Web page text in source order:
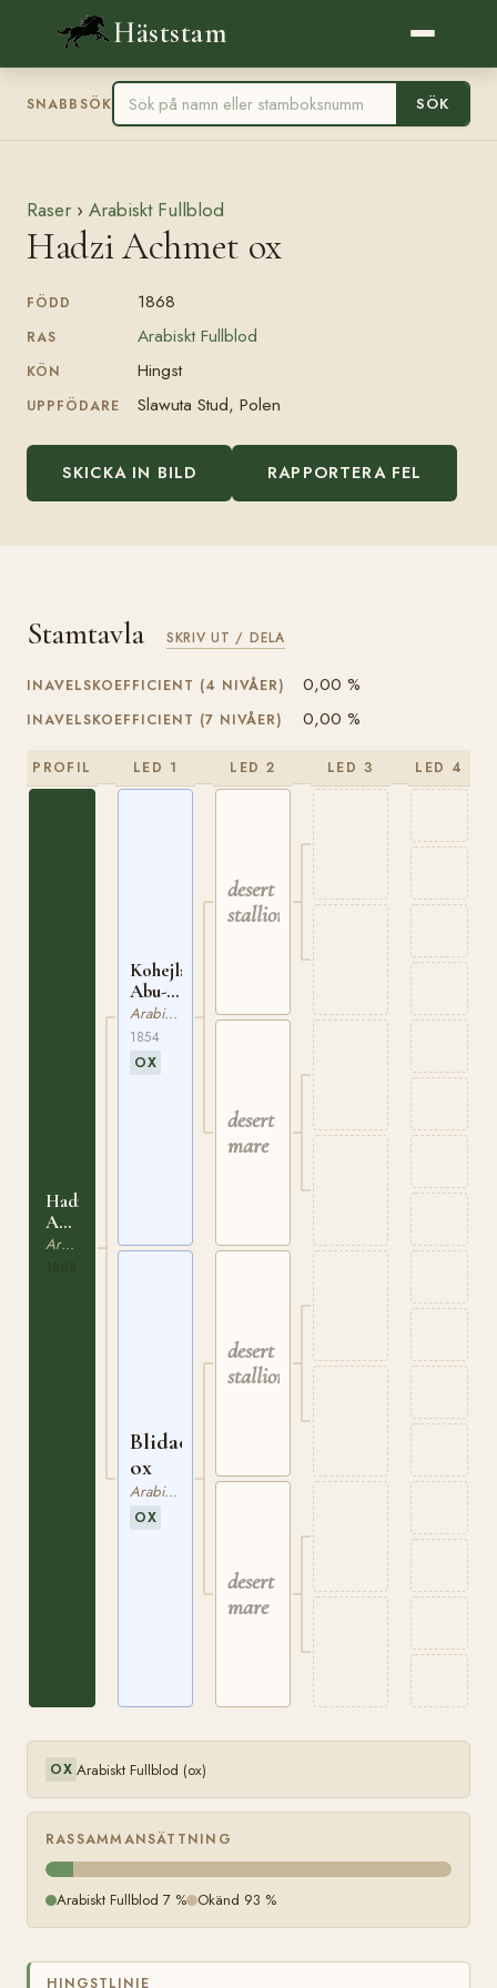
Häststam
SNABBSÖK SÖK
Raser › Arabiskt Fullblod
Hadzi Achmet ox
FÖDD 1868
RAS Arabiskt Fullblod
KÖN Hingst
UPPFÖDARE Slawuta Stud, Polen
SKICKA IN BILD RAPPORTERA FEL
Stamtavla SKRIV UT / DELA
INAVELSKOEFFICIENT (4 NIVÅER) 0,00 %
INAVELSKOEFFICIENT (7 NIVÅER) 0,00 %
PROFIL
Hadzi
Achmet
oxArabiskt Fullblod
LED 1
Kohejlan
Abu-
Argub
ox
Arabiskt Fullblod
1854
OX
Blidach
ox
Arabiskt Fullblod
OX
LED 2
desert
stallion
desert
mare
desert
stallion
desert
mare
LED 3 LED 4
OX Arabiskt Fullblod (ox)
RASSAMMANSÄTTNING
Arabiskt Fullblod 7 % Okänd 93 %
HINGSTLINJE